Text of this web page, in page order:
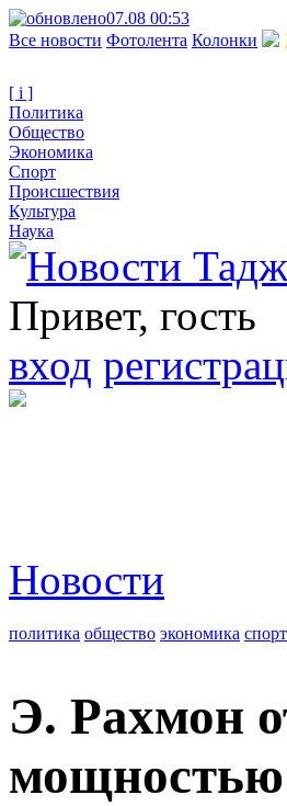
07.08 00:53
Все новости Фотолента Колонки
[ i ]
Политика
Общество
Экономика
Спорт
Происшествия
Культура
Наука
Привет, гость
вход
Новости
политика общество экономика спорт
Э. Рахмон
мощностью